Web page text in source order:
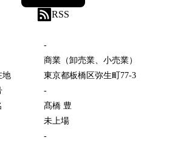
RSS
-
商業（卸売業、小売業）
地
東京都板橋区弥生町77-3
-
髙橋 豊
未上場
-